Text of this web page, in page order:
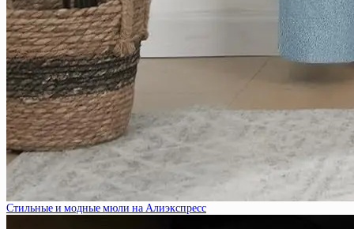
Стильные и модные мюли на Алиэкспресс